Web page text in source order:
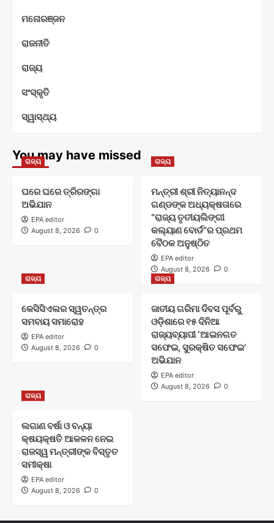
ମନୋରଞ୍ଜନ
ରାଜନୀତି
ରାଜ୍ୟ
ସଂସ୍କୃତି
ସ୍ୱାସ୍ଥ୍ୟ
You may have missed
ରାଜ୍ୟ
ଘରେ ଘରେ ତ୍ରିରଙ୍ଗା
ଅଭିଯାନ
EPA editor
August 8, 2026
0
ରାଜ୍ୟ
ମନ୍ତ୍ରୀ ଶ୍ରୀ ନିତ୍ୟାନନ୍ଦ
ଗଣ୍ଡଙ୍କ ଅଧ୍ୟକ୍ଷତାରେ
“ରାଜ୍ୟ ତୃତୀୟଲିଙ୍ଗୀ
କଲ୍ୟାଣ ବୋର୍ଡ”ର ପ୍ରଥମ
ବୈଠକ ଅନୁଷ୍ଠିତ
EPA editor
August 8, 2026
0
ରାଜ୍ୟ
କେସିସିଏଲର ସ୍ୱତନ୍ତ୍ର
ସମବାୟ ସମାରୋହ
EPA editor
August 8, 2026
0
ରାଜ୍ୟ
ଜାତୀୟ ଗରିମା ଦିବସ ପୂର୍ବରୁ
ଓଡ଼ିଶାରେ ୧୫ ଦିନିଆ
ରାଜ୍ୟବ୍ୟାପୀ ‘ଆଇନଗତ
ସଫେଇ, ସୁରକ୍ଷିତ ସଫେଇ’
ଅଭିଯାନ
EPA editor
August 8, 2026
0
ରାଜ୍ୟ
ଲଗାଣ ବର୍ଷା ଓ ବନ୍ୟା
କ୍ଷୟକ୍ଷତି ଆକଳନ ନେଇ
ରାଜସ୍ୱ ମନ୍ତ୍ରୀଙ୍କ ବିସ୍ତୃତ
ସମୀକ୍ଷା
EPA editor
August 8, 2026
0